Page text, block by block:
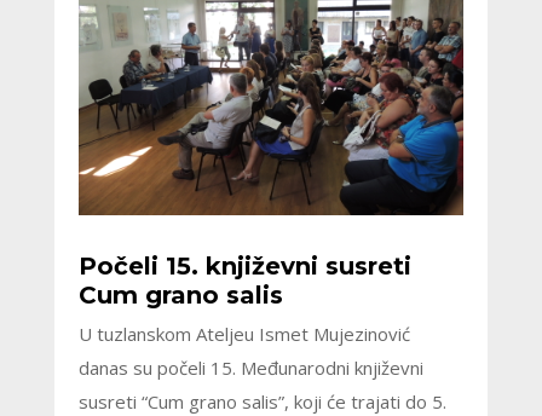
Počeli 15. književni susreti
Cum grano salis
U tuzlanskom Ateljeu Ismet Mujezinović
danas su počeli 15. Međunarodni književni
susreti “Cum grano salis”, koji će trajati do 5.